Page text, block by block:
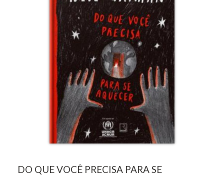
DO QUE VOCÊ PRECISA PARA SE